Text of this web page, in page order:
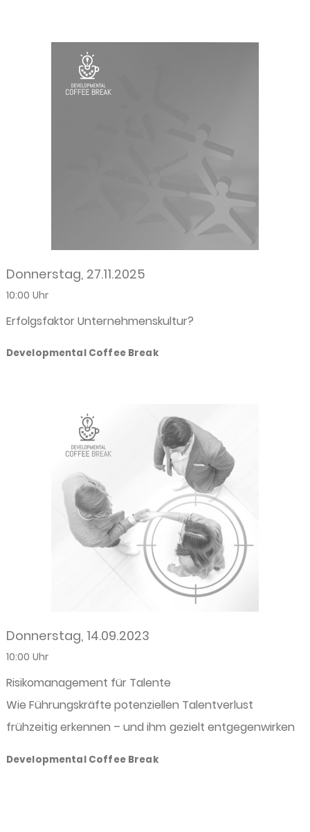
Donnerstag, 27.11.2025
10:00 Uhr
Erfolgsfaktor Unternehmenskultur?
Developmental Coffee Break
Donnerstag, 14.09.2023
10:00 Uhr
Risikomanagement für Talente
Wie Führungskräfte potenziellen Talentverlust
frühzeitig erkennen – und ihm gezielt entgegenwirken
Developmental Coffee Break